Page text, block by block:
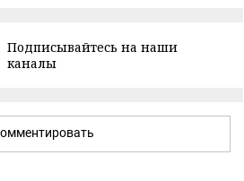
Подписывайтесь на наши
каналы